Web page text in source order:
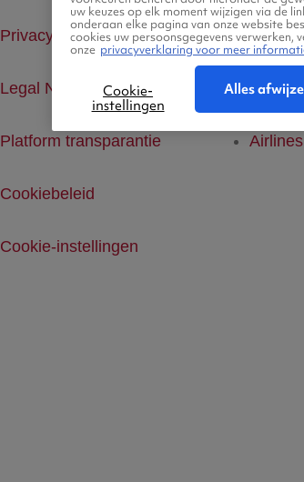
Privacyverklaring
Legal Notice
Platform transparantie
Cookiebeleid
Cookie-instellingen
Hotels
Vlucht
Airlines
uw keuzes op elk moment wijzigen via de
onderaan elke pagina van onze website
cookies uw persoonsgegevens verwerken,
onze privacyverklaring voor meer
Cookie-
instellingen
Alles